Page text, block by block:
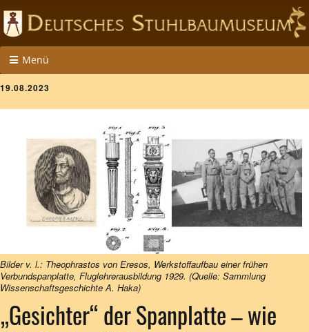
Menü
19.08.2023
Bilder v. l.: Theophrastos von Eresos, Werkstoffaufbau einer frühen
Verbundspanplatte, Fluglehrerausbildung 1929. (Quelle: Sammlung
Wissenschaftsgeschichte A. Haka)
„Gesichter“ der Spanplatte – wie